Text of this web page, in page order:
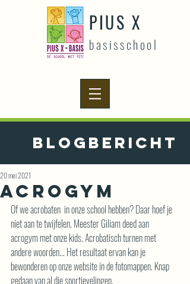
PIUS X
basisschool
Blogbericht
Acrogym
20 mei 2021
Of we acrobaten  in onze school hebben? Daar hoef je
niet aan te twijfelen. Meester Giliam deed aan
acrogym met onze kids. Acrobatisch turnen met
andere woorden... Het resultaat ervan kan je
bewonderen op onze website in de fotomappen. Knap
gedaan van al die sportievelingen.